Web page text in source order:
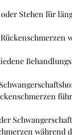
Stehen für
während